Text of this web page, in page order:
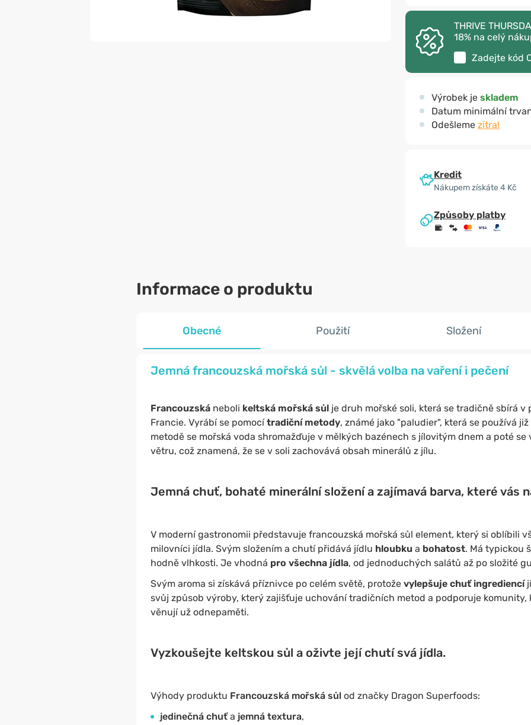
THRIVE
18% na celý
Zadejte kód
Výrobek je skladem
Datum minimální
Odešleme zítra!
Kredit
Nákupem získáte 4 Kč
Způsoby platby
Informace o produktu
Obecné Použití Složení
Jemná francouzská mořská sůl - skvělá volba na vaření i pečení
Francouzskáneboli keltská mořská sůlje druh mořské soli, která se tradičně sbírá v
Francie. Vyrábí se pomocítradiční metody, známé jako "paludier", která se používá
metodě se mořská voda shromažďuje v mělkých bazénech s jílovitým dnem a poté
větru, což znamená, že se v soli zachovává obsah minerálů z jílu.
Jemná chuť, bohaté minerální složení a zajímavá barva, které vás
V moderní gastronomii představuje francouzská mořská sůl element, který si oblíbili
milovníci jídla. Svým složením a chutí přidává jídlu hloubku a bohatost. Má typickou
hodně vlhkosti. Je vhodná pro všechna jídla, od jednoduchých salátů až po složité
Svým aroma si získává příznivce po celém světě, protože vylepšuje chuť ingrediencí
svůj způsob výroby, který zajišťuje uchování tradičních metod a podporuje komunity,
věnují už odnepaměti.
Vyzkoušejte keltskou sůl a oživte její chutí svá jídla.
Výhody produktu Francouzská mořská sůlod značky Dragon Superfoods:
jedinečná chuťa jemná textura,